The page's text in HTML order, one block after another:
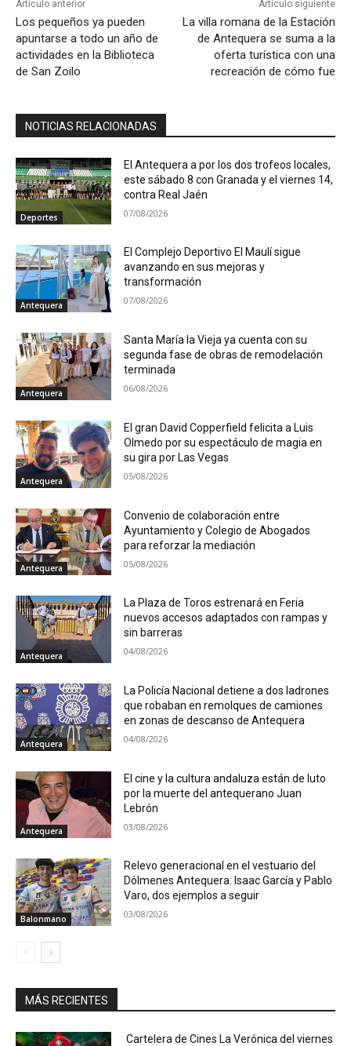
Artículo anterior
Los pequeños ya pueden
apuntarse a todo un año de
actividades en la Biblioteca
de San Zoilo
Artículo siguiente
La villa romana de la Estación
de Antequera se suma a la
oferta turística con una
recreación de cómo fue
NOTICIAS RELACIONADAS
Deportes
El Antequera a por los dos trofeos locales,
este sábado 8 con Granada y el viernes 14,
contra Real Jaén
07/08/2026
Antequera
El Complejo Deportivo El Maulí sigue
avanzando en sus mejoras y
transformación
07/08/2026
Antequera
Santa María la Vieja ya cuenta con su
segunda fase de obras de remodelación
terminada
06/08/2026
Antequera
El gran David Copperfield felicita a Luis
Olmedo por su espectáculo de magia en
su gira por Las Vegas
05/08/2026
Antequera
Convenio de colaboración entre
Ayuntamiento y Colegio de Abogados
para reforzar la mediación
05/08/2026
Antequera
La Plaza de Toros estrenará en Feria
nuevos accesos adaptados con rampas y
sin barreras
04/08/2026
Antequera
La Policía Nacional detiene a dos ladrones
que robaban en remolques de camiones
en zonas de descanso de Antequera
04/08/2026
Antequera
El cine y la cultura andaluza están de luto
por la muerte del antequerano Juan
Lebrón
03/08/2026
Balonmano
Relevo generacional en el vestuario del
Dólmenes Antequera: Isaac García y Pablo
Varo, dos ejemplos a seguir
03/08/2026
MÁS RECIENTES
Cartelera de Cines La Verónica del viernes